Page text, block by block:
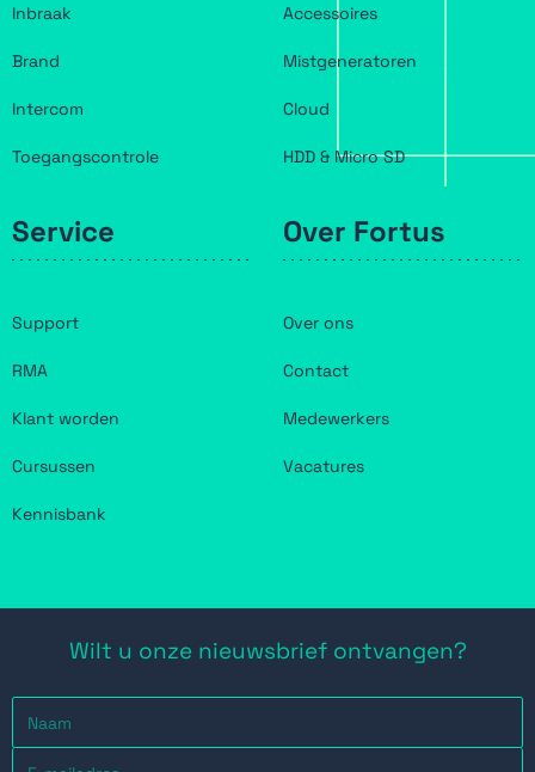
Inbraak
Brand
Intercom
Toegangscontrole
Accessoires
Mistgeneratoren
Cloud
HDD & Micro SD
Service
Support
RMA
Klant worden
Cursussen
Kennisbank
Over Fortus
Over ons
Contact
Medewerkers
Vacatures
Wilt u onze nieuwsbrief ontvangen?